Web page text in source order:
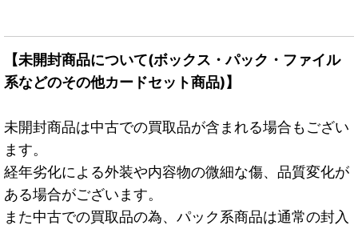
【未開封商品について(ボックス・パック・ファイル
系などのその他カードセット商品)】
未開封商品は中古での買取品が含まれる場合もござい
ます。
経年劣化による外装や内容物の微細な傷、品質変化が
ある場合がございます。
また中古での買取品の為、パック系商品は通常の封入